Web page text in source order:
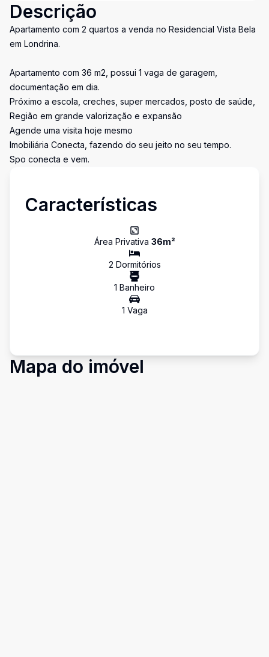
Descrição
Apartamento com 2 quartos a venda no Residencial Vista Bela
em Londrina.
Apartamento com 36 m2, possui 1 vaga de garagem,
documentação em dia.
Próximo a escola, creches, super mercados, posto de saúde,
Região em grande valorização e expansão
Agende uma visita hoje mesmo
Imobiliária Conecta, fazendo do seu jeito no seu tempo.
Spo conecta e vem.
Características
Área Privativa 36m²
2 Dormitórios
1 Banheiro
1 Vaga
Mapa do imóvel